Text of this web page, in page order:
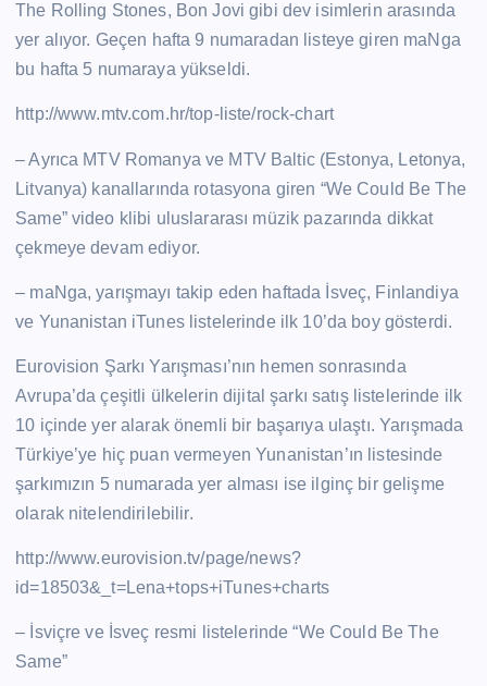
The Rolling Stones, Bon Jovi gibi dev isimlerin arasında
yer alıyor. Geçen hafta 9 numaradan listeye giren maNga
bu hafta 5 numaraya yükseldi.
http://www.mtv.com.hr/top-liste/rock-chart
– Ayrıca MTV Romanya ve MTV Baltic (Estonya, Letonya,
Litvanya) kanallarında rotasyona giren “We Could Be The
Same” video klibi uluslararası müzik pazarında dikkat
çekmeye devam ediyor.
– maNga, yarışmayı takip eden haftada İsveç, Finlandiya
ve Yunanistan iTunes listelerinde ilk 10’da boy gösterdi.
Eurovision Şarkı Yarışması’nın hemen sonrasında
Avrupa’da çeşitli ülkelerin dijital şarkı satış listelerinde ilk
10 içinde yer alarak önemli bir başarıya ulaştı. Yarışmada
Türkiye’ye hiç puan vermeyen Yunanistan’ın listesinde
şarkımızın 5 numarada yer alması ise ilginç bir gelişme
olarak nitelendirilebilir.
http://www.eurovision.tv/page/news?
id=18503&_t=Lena+tops+iTunes+charts
– İsviçre ve İsveç resmi listelerinde “We Could Be The
Same”